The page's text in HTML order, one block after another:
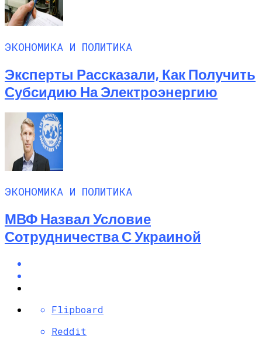
ЭКОНОМИКА И ПОЛИТИКА
Эксперты Рассказали, Как Получить
Субсидию На Электроэнергию
ЭКОНОМИКА И ПОЛИТИКА
МВФ Назвал Условие
Сотрудничества С Украиной
Flipboard
Reddit